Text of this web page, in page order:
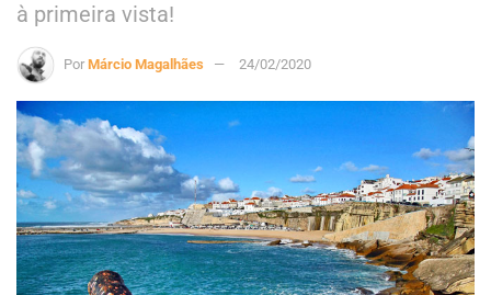
à primeira vista!
Por Márcio Magalhães 24/02/2020